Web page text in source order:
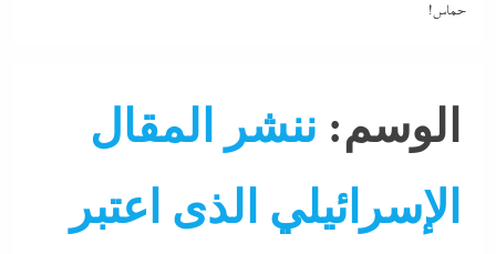
حماس!
الوسم: ننشر المقال
الإسرائيلي الذى اعتبر